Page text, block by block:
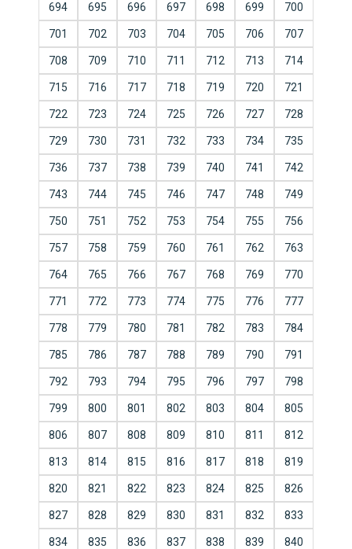
694 695 696 697 698 699 700
701 702 703 704 705 706 707
708 709 710 711 712 713 714
715 716 717 718 719 720 721
722 723 724 725 726 727 728
729 730 731 732 733 734 735
736 737 738 739 740 741 742
743 744 745 746 747 748 749
750 751 752 753 754 755 756
757 758 759 760 761 762 763
764 765 766 767 768 769 770
771 772 773 774 775 776 777
778 779 780 781 782 783 784
785 786 787 788 789 790 791
792 793 794 795 796 797 798
799 800 801 802 803 804 805
806 807 808 809 810 811 812
813 814 815 816 817 818 819
820 821 822 823 824 825 826
827 828 829 830 831 832 833
834 835 836 837 838 839 840